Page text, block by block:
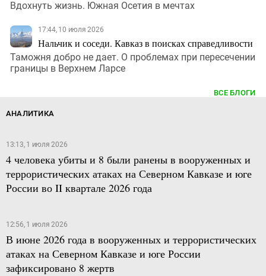
Вдохнуть жизнь. Южная Осетия в мечтах
17:44, 10 июля 2026
Нальчик и соседи. Кавказ в поисках справедливости
Таможня добро не дает. О проблемах при пересечении
границы в Верхнем Ларсе
ВСЕ БЛОГИ
АНАЛИТИКА
13:13, 1 июля 2026
4 человека убиты и 8 были ранены в вооруженных и
террористических атаках на Северном Кавказе и юге
России во II квартале 2026 года
12:56, 1 июля 2026
В июне 2026 года в вооруженных и террористических
атаках на Северном Кавказе и юге России
зафиксировано 8 жертв